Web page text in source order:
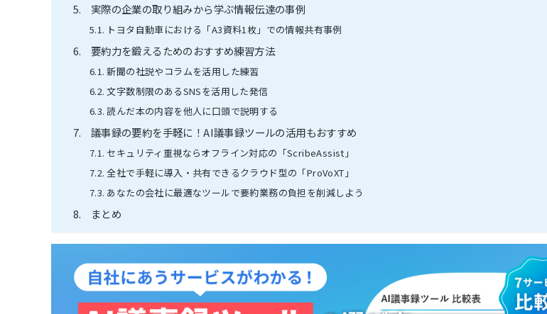
実際の企業の取り組みから学ぶ情報伝達の事例
トヨタ自動車における「A3資料1枚」での情報共有事例
要約力を鍛えるためのおすすめ練習方法
新聞の社説やコラムを活用した練習
文字数制限のあるSNSを活用した発信
読んだ本の内容を他人に口頭で説明する
議事録の要約を手軽に！AI議事録ツールの活用もおすすめ
セキュリティ重視ならオフライン対応の「ScribeAssist」
全社で手軽に導入・共有できるクラウド型の「ProVoXT」
あなたの会社に最適なツールで要約業務の負担を削減しよう
まとめ